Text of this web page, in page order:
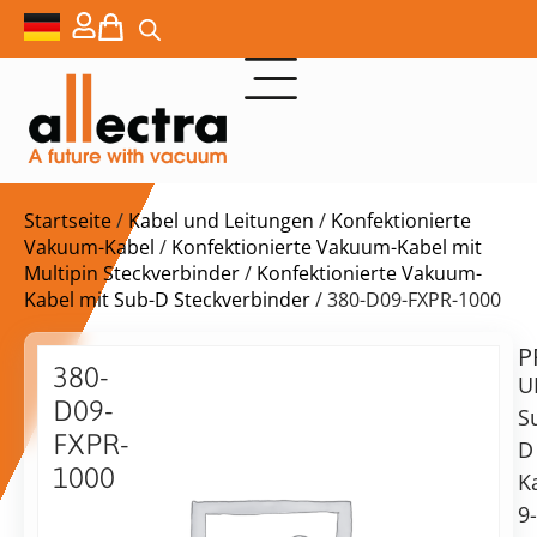
Startseite/ Kabel und Leitungen / Konfektionierte
Vakuum-Kabel / Konfektionierte Vakuum-Kabel mit
Multipin Steckverbinder/ Konfektionierte Vakuum-
Kabel mit Sub-D Steckverbinder/ 380-D09-FXPR-1000
380-
D09-
FXPR-
1000
$
Lieferzeit:
D
9-